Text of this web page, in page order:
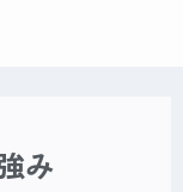
み